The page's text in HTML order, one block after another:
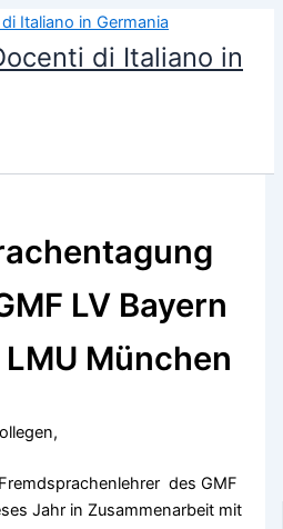
di Italiano in
LV Bayern
LMU München
des GMF
Jahr in Zusammenarbeit mit